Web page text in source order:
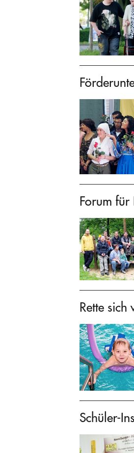
Forum für
Rette
Schüler-